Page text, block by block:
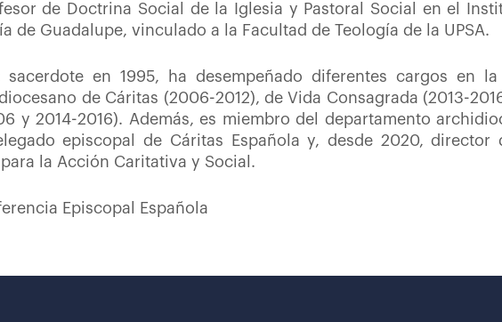
de Doctrina Social de la Iglesia y Pastoral Social en el
de Guadalupe, vinculado a la Facultad de Teología de la UPSA.
sacerdote en 1995, ha desempeñado diferentes cargos en
de Cáritas (2006-2012), de Vida Consagrada (2013-
y 2014-2016). Además, es miembro del departamento
episcopal de Cáritas Española y, desde 2020,
la Acción Caritativa y Social.
Episcopal Española